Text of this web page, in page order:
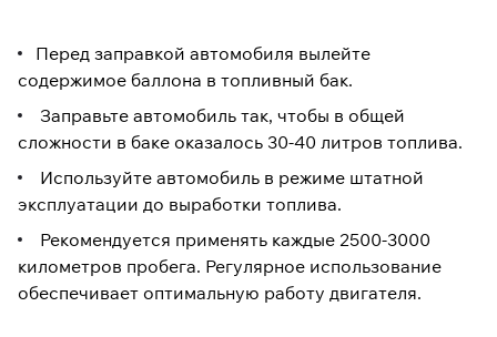
Перед заправкой автомобиля вылейте
содержимое баллона в топливный бак.
Заправьте автомобиль так, чтобы в общей
сложности в баке оказалось 30-40 литров топлива.
Используйте автомобиль в режиме штатной
эксплуатации до выработки топлива.
Рекомендуется применять каждые 2500-3000
километров пробега. Регулярное использование
обеспечивает оптимальную работу двигателя.